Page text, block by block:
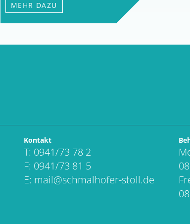
MEHR DAZU
Kontakt
T: 0941/73 78 2
F: 0941/73 81 5
E: mail@schmalhofer-stoll.de